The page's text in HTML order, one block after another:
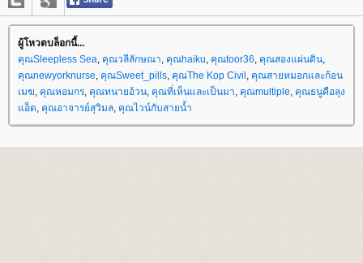
ผู้โหวตบล็อกนี้...
คุณSleepless Sea, คุณวลีลักษณา, คุณhaiku, คุณtoor36, คุณสองแผ่นดิน,
คุณnewyorknurse, คุณSweet_pills, คุณThe Kop Civil, คุณสายหมอกและก้อน
เมฆ, คุณหอมกร, คุณทนายอ้วน, คุณที่เห็นและเป็นมา, คุณmultiple, คุณธนูคือลุง
อ็ด, คุณอาจารย์สุวิมล, คุณไวน์กับสายน้ำ